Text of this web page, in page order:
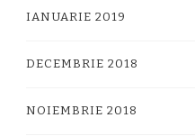
IANUARIE 2019
DECEMBRIE 2018
NOIEMBRIE 2018